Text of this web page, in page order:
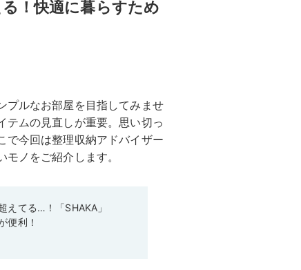
！快適に暮らすため
プルなお部屋を目指してみませ
テムの見直しが重要。思い切っ
で今回は整理収納アドバイザー
ノをご紹介します。
えてる…！「SHAKA」
便利！